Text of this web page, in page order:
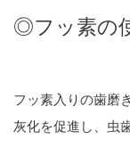
◎フッ素の
フッ素入りの歯磨
灰化を促進し、虫